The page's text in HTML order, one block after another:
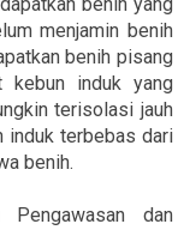
menjamin benih
benih pisang
kebun induk yang
terisolasi jauh
induk terbebas dari
benih.
dan